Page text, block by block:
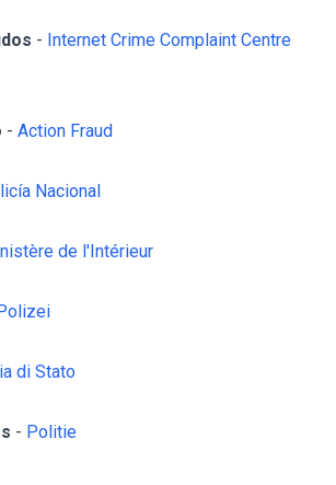
- Internet Crime Complaint Centre
- Action Fraud
Nacional
de l'Intérieur
di Stato
- Politie